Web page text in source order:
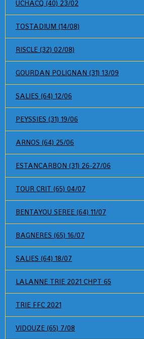
UCHACQ (40) 23/02
TOSTADIUM (14/08)
RISCLE (32) 02/08)
GOURDAN POLIGNAN (31) 13/09
SALIES (64) 12/06
PEYSSIES (31) 19/06
ARNOS (64) 25/06
ESTANCARBON (31) 26-27/06
TOUR CRIT (65) 04/07
BENTAYOU SEREE (64) 11/07
BAGNERES (65) 16/07
SALIES (64) 18/07
LALANNE TRIE 2021 CHPT 65
TRIE FFC 2021
VIDOUZE (65) 7/08